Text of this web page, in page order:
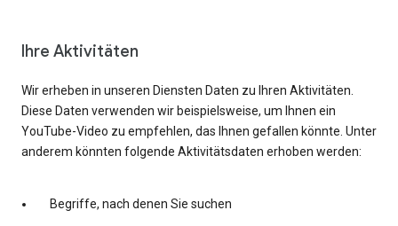
Ihre Aktivitäten
Wir erheben in unseren Diensten Daten zu Ihren Aktivitäten.
Diese Daten verwenden wir beispielsweise, um Ihnen ein
YouTube-Video zu empfehlen, das Ihnen gefallen könnte. Unter
anderem könnten folgende Aktivitätsdaten erhoben werden:
Begriffe, nach denen Sie suchen